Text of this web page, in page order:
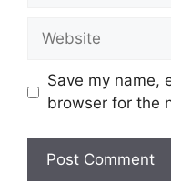
Website
Save my name,
browser for the